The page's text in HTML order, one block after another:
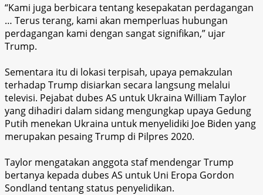
“Kami juga berbicara tentang kesepakatan perdagangan
… Terus terang, kami akan memperluas hubungan
perdagangan kami dengan sangat signifikan,” ujar
Trump.
Sementara itu di lokasi terpisah, upaya pemakzulan
terhadap Trump disiarkan secara langsung melalui
televisi. Pejabat dubes AS untuk Ukraina William Taylor
yang dihadiri dalam sidang mengungkap upaya Gedung
Putih menekan Ukraina untuk menyelidiki Joe Biden yang
merupakan pesaing Trump di Pilpres 2020.
Taylor mengatakan anggota staf mendengar Trump
bertanya kepada dubes AS untuk Uni Eropa Gordon
Sondland tentang status penyelidikan.